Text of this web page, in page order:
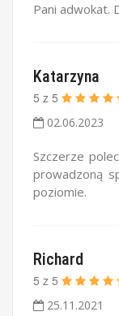
Pani adwokat.
Katarzyna
5 z 5
02.06.2023
Szczerze
prowadzoną
poziomie.
Richard
5 z 5
25.11.2021